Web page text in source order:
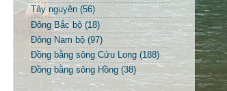
Tây nguyên (56)
Đông Bắc bộ (18)
Đông Nam bộ (97)
Đồng bằng sông Cửu Long (188)
Đồng bằng sông Hồng (38)